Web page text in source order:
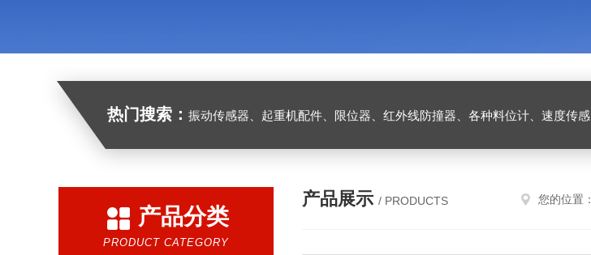
热门搜索： 振动传感器、起重机配件、限位器、红外线防撞器、各种料位计、速度传感器、堵煤开关等
产品分类
PRODUCT CATEGORY
产品展示 / PRODUCTS 您的位置：